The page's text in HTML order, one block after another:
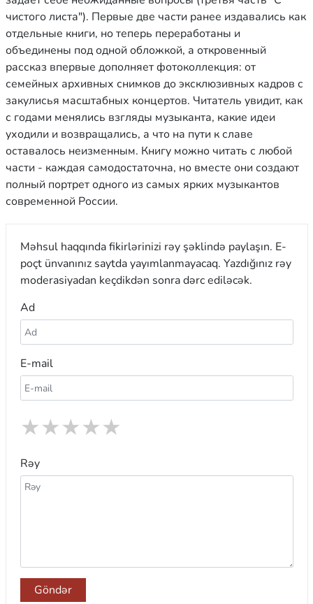
чистого листа"). Первые две части ранее издавались как
отдельные книги, но теперь переработаны и
объединены под одной обложкой, а откровенный
рассказ впервые дополняет фотоколлекция: от
семейных архивных снимков до эксклюзивных кадров с
закулисья масштабных концертов. Читатель увидит, как
с годами менялись взгляды музыканта, какие идеи
уходили и возвращались, а что на пути к славе
оставалось неизменным. Книгу можно читать с любой
части - каждая самодостаточна, но вместе они создают
полный портрет одного из самых ярких музыкантов
современной России.
Məhsul haqqında fikirlərinizi rəy şəklində paylaşın. E-
poçt ünvanınız saytda yayımlanmayacaq. Yazdığınız rəy
moderasiyadan keçdikdən sonra dərc ediləcək.
Ad
E-mail
★
★
★
★
★
Rəy
Göndər